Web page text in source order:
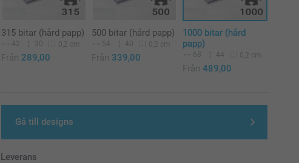
315 bitar (hård papp)
42 30 0,2 cm
Från 289,00
500 bitar (hård papp)
54 40 0,2 cm
Från 339,00
1000 bitar (hård
papp)
68 44 0,2 cm
Från 489,00
Gå till designs
Leverans